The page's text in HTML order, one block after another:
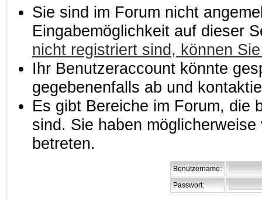
Sie sind im Forum nicht
Eingabemöglichkeit auf dieser
nicht registriert sind, können
Ihr Benutzeraccount könnte
gegebenenfalls ab und
Es gibt Bereiche im Forum, die
sind. Sie haben
betreten.
Benutzername:
Passwort: